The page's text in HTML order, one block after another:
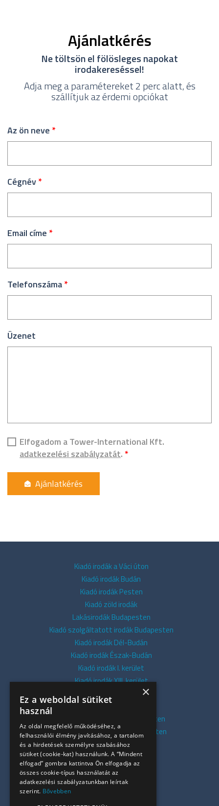
Ajánlatkérés
Ne töltsön el fölösleges napokat
irodakereséssel!
Adja meg a paramétereket 2 perc alatt, és
szállítjuk az érdemi opciókat
Az ön neve *
Cégnév*
Email címe *
Telefonszáma*
Üzenet
Elfogadom a Tower-International Kft.
adatkezelési szabályzatát. *
Kiadó irodák a Váci úton
Kiadó irodák Budán
Kiadó irodák Pesten
Kiadó zöld irodák
Lakásirodák Budapesten
Kiadó szolgáltatott irodák Budapesten
Kiadó irodák Dél-Budán
Kiadó irodák Észak-Budán
Kiadó irodák I. kerület
Kiadó irodák XIII. kerület
Kiadó irodák V. kerület
Kiadó irodák XI. kerület
Kiadó belvárosi irodák Budapesten
Kiadó presztízs irodák Budapesten
Kiadó azonnali irodák
Összes iroda
Szolgáltatásaink
Referenciák
×
Ez a weboldal sütiket
használ
Az oldal megfelelő működéséhez, a
felhasználói élmény javításához, a tartalom
és a hirdetések személyre szabásához
sütiket (cookie-kat) használunk. A “Mindent
elfogad” gombra kattintva Ön elfogadja az
összes cookie-típus használatát az
adatkezelési szabályzatunkban leírtak
szerint. Bővebben